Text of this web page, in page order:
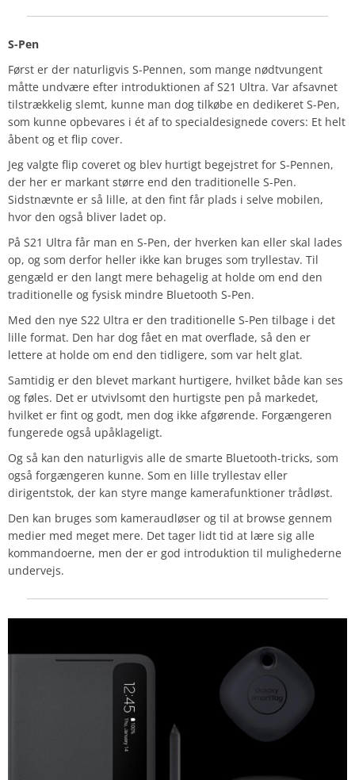
S-Pen
Først er der naturligvis S-Pennen, som mange nødtvungent
måtte undvære efter introduktionen af S21 Ultra. Var afsavnet
tilstrækkelig slemt, kunne man dog tilkøbe en dedikeret S-Pen,
som kunne opbevares i ét af to specialdesignede covers: Et helt
åbent og et flip cover.
Jeg valgte flip coveret og blev hurtigt begejstret for S-Pennen,
der her er markant større end den traditionelle S-Pen.
Sidstnævnte er så lille, at den fint får plads i selve mobilen,
hvor den også bliver ladet op.
På S21 Ultra får man en S-Pen, der hverken kan eller skal lades
op, og som derfor heller ikke kan bruges som tryllestav. Til
gengæld er den langt mere behagelig at holde om end den
traditionelle og fysisk mindre Bluetooth S-Pen.
Med den nye S22 Ultra er den traditionelle S-Pen tilbage i det
lille format. Den har dog fået en mat overflade, så den er
lettere at holde om end den tidligere, som var helt glat.
Samtidig er den blevet markant hurtigere, hvilket både kan ses
og føles. Det er utvivlsomt den hurtigste pen på markedet,
hvilket er fint og godt, men dog ikke afgørende. Forgængeren
fungerede også upåklageligt.
Og så kan den naturligvis alle de smarte Bluetooth-tricks, som
også forgængeren kunne. Som en lille tryllestav eller
dirigentstok, der kan styre mange kamerafunktioner trådløst.
Den kan bruges som kameraudløser og til at browse gennem
medier med meget mere. Det tager lidt tid at lære sig alle
kommandoerne, men der er god introduktion til mulighederne
undervejs.